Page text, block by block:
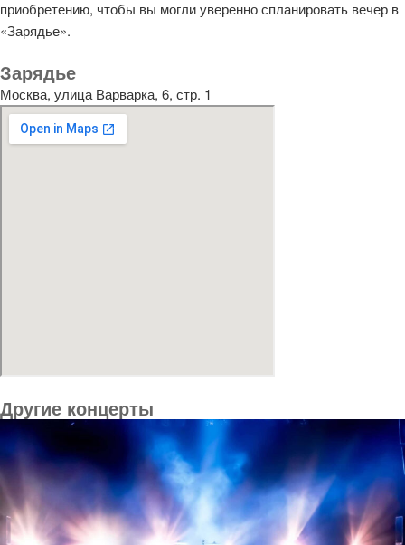
приобретению, чтобы вы могли уверенно спланировать вечер в
«Зарядье».
Зарядье
Москва, улица Варварка, 6, стр. 1
Другие концерты